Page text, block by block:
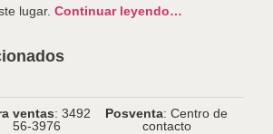
lugar. Continuar leyendo…
ventas: 3492
56-3976
Posventa: Centro de
contacto